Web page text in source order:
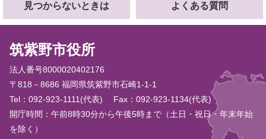
見つからないときは よくある質問
筑紫野市役所
法人番号8000020402176
〒818－8686 福岡県筑紫野市石崎1-1-1
Tel：092-923-1111(代表)
Fax：092-923-1134(代表)
開庁時間：午前8時30分から午後5時まで（土日・祝日・年末年始
を除く）